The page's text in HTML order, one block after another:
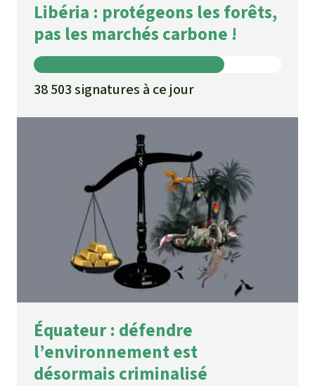
Libéria : protégeons les forêts,
pas les marchés carbone !
38 503 signatures à ce jour
Équateur : défendre
l’environnement est
désormais criminalisé